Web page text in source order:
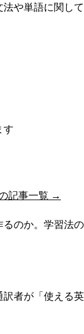
や単語に関し
す
記事一覧 →
のか。学習法
者が「使える